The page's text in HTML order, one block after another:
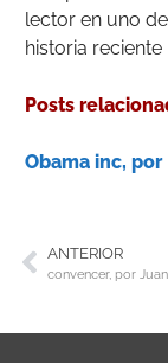
lector en uno
historia reciente
Posts
Obama inc,
ANTERIOR
convencer, por